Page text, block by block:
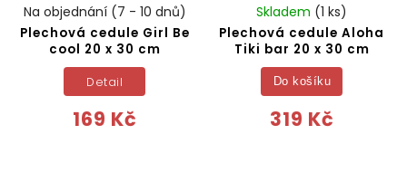
Plechová cedule Girl Be
cool 20 x 30 cm
Na objednání (7 - 10 dnů)
169 Kč
Detail
Plechová cedule Aloha
Tiki bar 20 x 30 cm
Skladem (1 ks)
319 Kč
Do košíku